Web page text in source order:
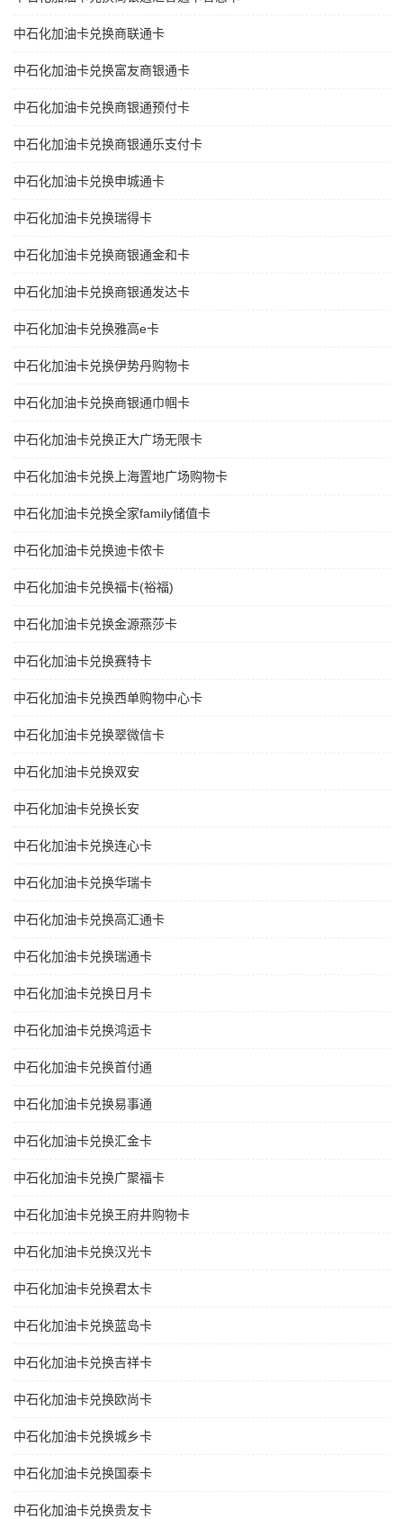
中石化加油卡兑换商联通卡
中石化加油卡兑换富友商银通卡
中石化加油卡兑换商银通预付卡
中石化加油卡兑换商银通乐支付卡
中石化加油卡兑换申城通卡
中石化加油卡兑换瑞得卡
中石化加油卡兑换商银通金和卡
中石化加油卡兑换商银通发达卡
中石化加油卡兑换雅高e卡
中石化加油卡兑换伊势丹购物卡
中石化加油卡兑换商银通巾帼卡
中石化加油卡兑换正大广场无限卡
中石化加油卡兑换上海置地广场购物卡
中石化加油卡兑换全家family储值卡
中石化加油卡兑换迪卡侬卡
中石化加油卡兑换福卡(裕福)
中石化加油卡兑换金源燕莎卡
中石化加油卡兑换赛特卡
中石化加油卡兑换西单购物中心卡
中石化加油卡兑换翠微信卡
中石化加油卡兑换双安
中石化加油卡兑换长安
中石化加油卡兑换连心卡
中石化加油卡兑换华瑞卡
中石化加油卡兑换高汇通卡
中石化加油卡兑换瑞通卡
中石化加油卡兑换日月卡
中石化加油卡兑换鸿运卡
中石化加油卡兑换首付通
中石化加油卡兑换易事通
中石化加油卡兑换汇金卡
中石化加油卡兑换广聚福卡
中石化加油卡兑换王府井购物卡
中石化加油卡兑换汉光卡
中石化加油卡兑换君太卡
中石化加油卡兑换蓝岛卡
中石化加油卡兑换吉祥卡
中石化加油卡兑换欧尚卡
中石化加油卡兑换城乡卡
中石化加油卡兑换国泰卡
中石化加油卡兑换贵友卡